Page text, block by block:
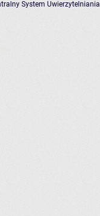
System Uwierzytelniania